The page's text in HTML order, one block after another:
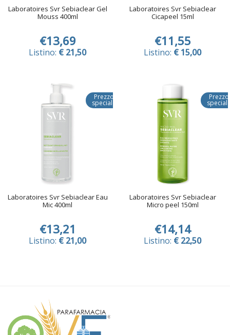
Laboratoires Svr Sebiaclear Gel
Mouss 400ml
€13,69
Listino: € 21,50
Laboratoires Svr Sebiaclear
Cicapeel 15ml
€11,55
Listino: € 15,00
Prezzo
speciale
Laboratoires Svr Sebiaclear Eau
Mic 400ml
€13,21
Listino: € 21,00
Prezzo
Laboratoires Svr Sebiaclear
Micro peel 150ml
€14,14
Listino: € 22,50